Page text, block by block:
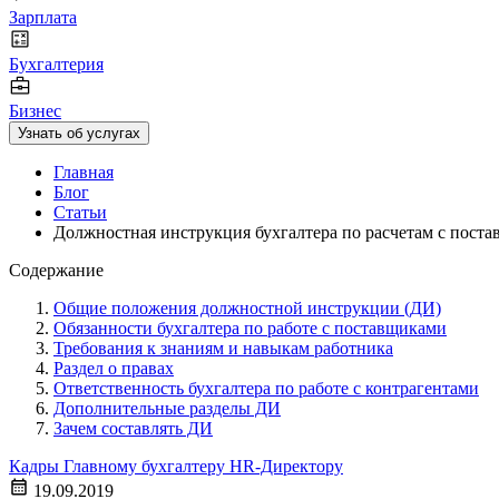
Зарплата
Бухгалтерия
Бизнес
Узнать об услугах
Главная
Блог
Статьи
Должностная инструкция бухгалтера по расчетам с
Содержание
Общие положения должностной инструкции (ДИ)
Обязанности бухгалтера по работе с поставщиками
Требования к знаниям и навыкам работника
Раздел о правах
Ответственность бухгалтера по работе с контрагентами
Дополнительные разделы ДИ
Зачем составлять ДИ
Кадры Главному бухгалтеру HR-Директору
19.09.2019